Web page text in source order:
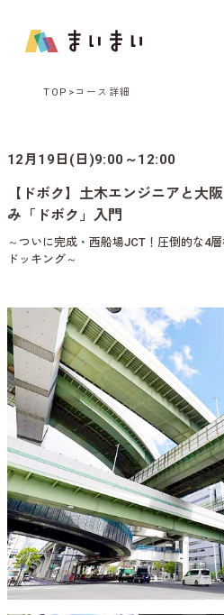
TOP コース詳細
12月19日(日)9:00～12:00
【ドボク】土木エンジニアと大
み「ドボク」入門
～ついに完成・西船場JCT！圧倒的な4
ドッキング～